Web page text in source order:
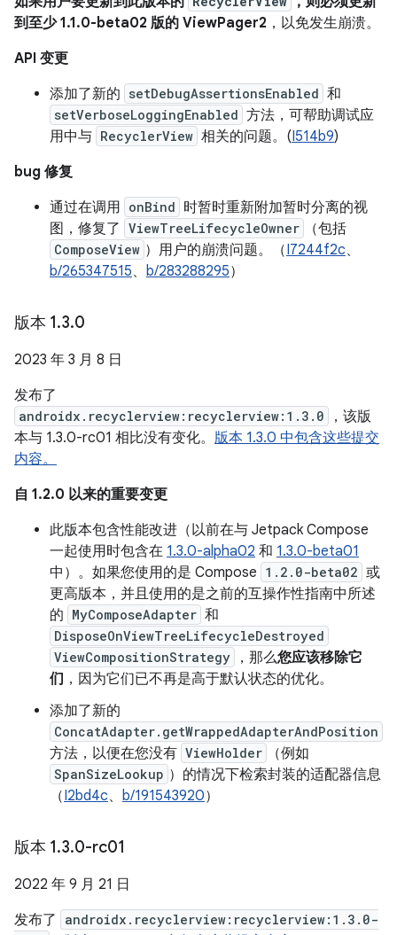
到至少 1.1.0-beta02 版的 ViewPager2 ，以免发生崩溃。
API 变更
添加了新的 setDebugAssertionsEnabled 和
setVerboseLoggingEnabled 方法，可帮助调试应
用中与 RecyclerView 相关的问题。(I514b9)
bug 修复
通过在调用 onBind 时暂时重新附加暂时分离的视
图，修复了 ViewTreeLifecycleOwner （包括
ComposeView ）用户的崩溃问题。（I7244f2c、
b/265347515、 b/283288295）
版本 1.3.0
2023 年 3 月 8 日
发布了
androidx.recyclerview:recyclerview:1.3.0
，该版
本与 1.3.0-rc01 相比没有变化。 版本 1.3.0 中包含这些提交
内容。
自 1.2.0 以来的重要变更
此版本包含性能改进（以前在与 Jetpack Compose
一起使用时包含在 1.3.0-alpha02 和 1.3.0-beta01
中）。如果您使用的是 Compose 1.2.0-beta02 或
更高版本，并且使用的是之前的互操作性指南中所述
的 MyComposeAdapter 和
DisposeOnViewTreeLifecycleDestroyed
ViewCompositionStrategy
，那么您应该移除它
们 ，因为它们已不再是高于默认状态的优化。
添加了新的
ConcatAdapter.getWrappedAdapterAndPosition
方法，以便在您没有 ViewHolder （例如
SpanSizeLookup ）的情况下检索封装的适配器信息
（I2bd4c、 b/191543920）
版本 1.3.0-rc01
2022 年 9 月 21 日
发布了
androidx.recyclerview:recyclerview:1.3.0-